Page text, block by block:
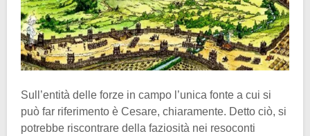
Sull’entità delle forze in campo l’unica fonte a cui si
può far riferimento è Cesare, chiaramente. Detto ciò, si
potrebbe riscontrare della faziosità nei resoconti